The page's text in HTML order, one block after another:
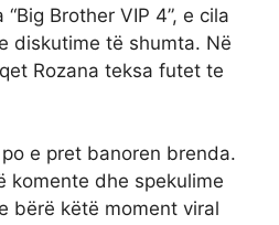
Brother VIP 4”, e cila
diskutime të shumta. Në
Rozana teksa futet te
e pret banoren brenda.
komente dhe spekulime
bërë këtë moment viral